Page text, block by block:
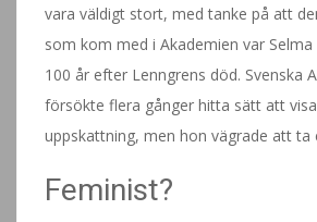
vara väldigt stort, med tanke på att
som kom med i Akademien var
100 år efter Lenngrens död. Svenska
försökte flera gånger hitta sätt att
uppskattning, men hon vägrade att ta
Feminist?